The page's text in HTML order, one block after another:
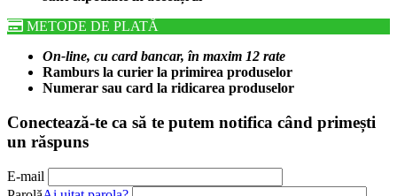
METODE DE PLATĂ
On-line, cu card bancar, în maxim 12 rate
Ramburs la curier la primirea produselor
Numerar sau card la ridicarea produselor
Conectează-te ca să te putem notifica când primești
un răspuns
E-mail